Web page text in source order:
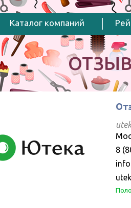
Каталог компаний
8